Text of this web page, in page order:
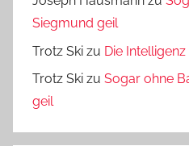
Siegmund geil
Trotz Ski zu Die
Trotz Ski zu Sogar ohne
geil